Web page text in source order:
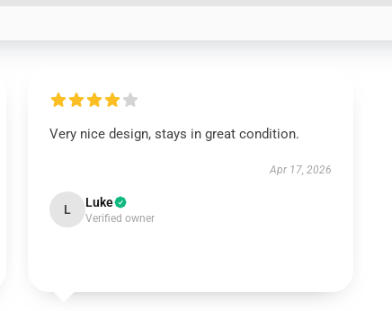
Very nice design, stays in great condition.
Apr 17, 2026
L Luke
Verified owner